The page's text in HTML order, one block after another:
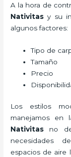
A la hora de
Nativitas y su
algunos factores:
Tipo de
Tamaño
Precio
Los estilos
manejamos en
Nativitas no
necesidades
espacios de aire